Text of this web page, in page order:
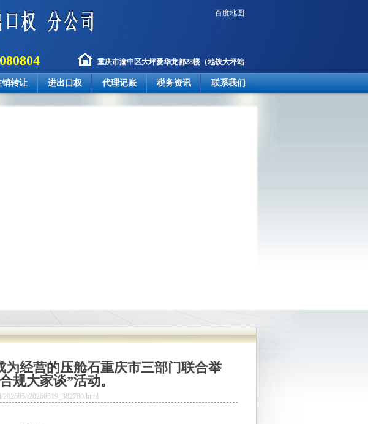
百度地图
重庆市渝中区大坪爱华龙都28楼 （地铁大坪站
2号出口楼上）
销转让 进出口权 代理记账 税务资讯 联系我们
融合?不断厚植制造业高质量发展新动能
经营的压舱石重庆市三部门联合举
规大家谈”活动。
t20260519_382780.html